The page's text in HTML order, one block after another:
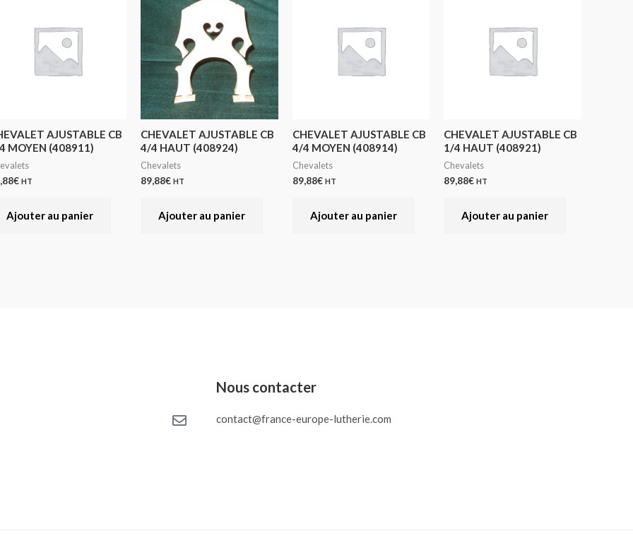
AJUSTABLE CB
MOYEN (408911)
€ HT
Ajouter au panier
CHEVALET AJUSTABLE CB
4/4 HAUT (408924)
Chevalets
89,88€ HT
Ajouter au panier
CHEVALET AJUSTABLE CB
4/4 MOYEN (408914)
Chevalets
89,88€ HT
Ajouter au panier
CHEVALET AJUSTABLE CB
1/4 HAUT (408921)
Chevalets
89,88€ HT
Ajouter au panier
Nous contacter
contact@france-europe-lutherie.com